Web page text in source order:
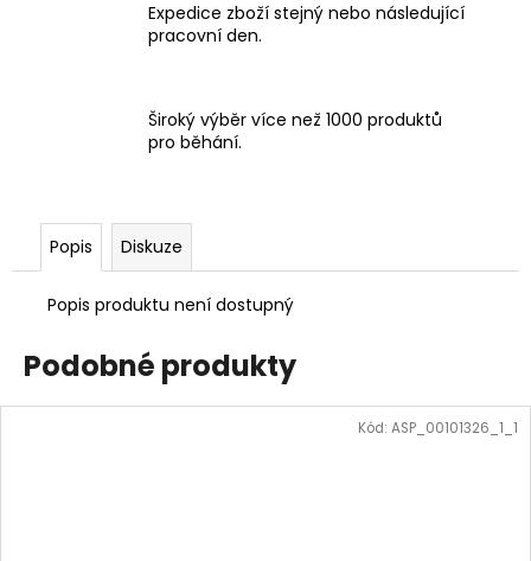
Expedice zboží stejný nebo následující
pracovní den.
Široký výběr více než 1000 produktů
pro běhání.
Popis Diskuze
Popis produktu není dostupný
Podobné produkty
Kód: ASP_00101326_1_1